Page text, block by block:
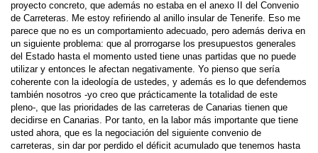
proyecto concreto, que además no estaba en el anexo II del Convenio
de Carreteras. Me estoy refiriendo al anillo insular de Tenerife. Eso me
parece que no es un comportamiento adecuado, pero además deriva en
un siguiente problema: que al prorrogarse los presupuestos generales
del Estado hasta el momento usted tiene unas partidas que no puede
utilizar y entonces le afectan negativamente. Yo pienso que sería
coherente con la ideología de ustedes, y además es lo que defendemos
también nosotros -yo creo que prácticamente la totalidad de este
pleno-, que las prioridades de las carreteras de Canarias tienen que
decidirse en Canarias. Por tanto, en la labor más importante que tiene
usted ahora, que es la negociación del siguiente convenio de
carreteras, sin dar por perdido el déficit acumulado que tenemos hasta